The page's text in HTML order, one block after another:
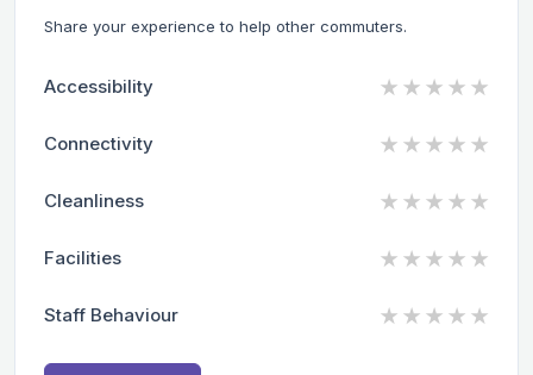
Share your experience to help other commuters.
Accessibility ★ ★ ★ ★ ★
Connectivity ★ ★ ★ ★ ★
Cleanliness ★ ★ ★ ★ ★
Facilities ★ ★ ★ ★ ★
Staff Behaviour ★ ★ ★ ★ ★